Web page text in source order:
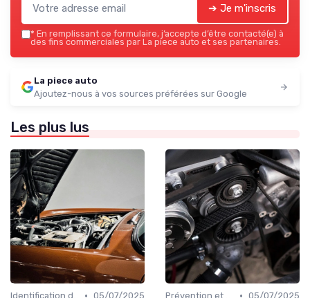
➔ Je m'inscris
* En remplissant ce formulaire, j’accepte d’être contacté(e) à
des fins commerciales par La piece auto et ses partenaires.
La piece auto
Ajoutez-nous à vos sources préférées sur Google
Les plus lus
05/07/2025 05/07/2025